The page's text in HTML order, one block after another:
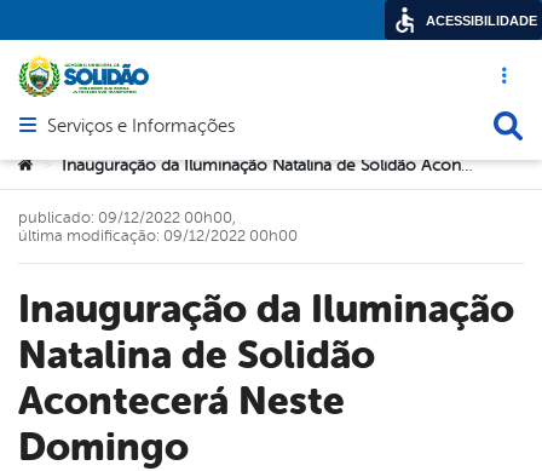
Acesso
Abrir menu principal de navegação
Serviços e Informações
Você está aqui:
> Inauguração da Iluminação Natalina de Solidão Acontecerá Neste Domingo
Inauguração da Iluminação
Natalina de Solidão
Acontecerá Neste
Domingo
publicado: 09/12/2022 00h00,
última modificação: 09/12/2022 00h00
ACESSIBILIDADE